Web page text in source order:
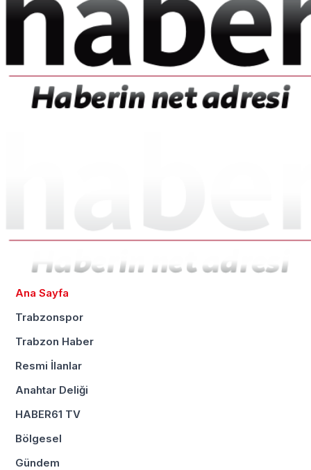
Ana Sayfa
Trabzonspor
Trabzon Haber
Resmi İlanlar
Anahtar Deliği
HABER61 TV
Bölgesel
Gündem